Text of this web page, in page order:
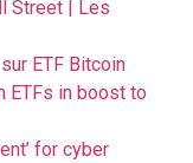
Street | Les
ETF Bitcoin
ETFs in boost to
for cyber